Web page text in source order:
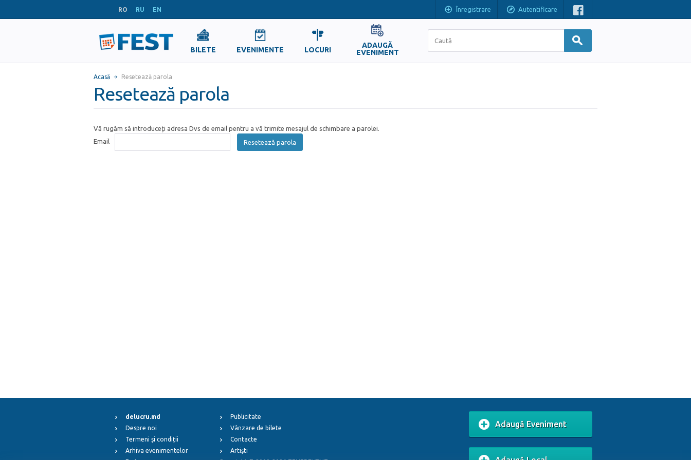
RO RU EN Înregistrare Autentificare
BILETE EVENIMENTE LOCURI
ADAUGĂ
EVENIMENT
Acasă Resetează parola
Resetează parola
Vă rugăm să introduceți adresa Dvs de email pentru a vă trimite mesajul de schimbare a parolei.
Email
Resetează parola
delucru.md
Despre noi
Termeni și condiții
Arhiva evenimentelor
Publicitate
Vânzare de bilete
Contacte
Artiști
Adaugă Eveniment